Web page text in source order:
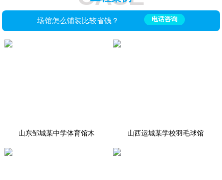
场馆怎么铺装比较省钱？ 电话咨询
山东邹城某中学体育馆木 山西运城某学校羽毛球馆